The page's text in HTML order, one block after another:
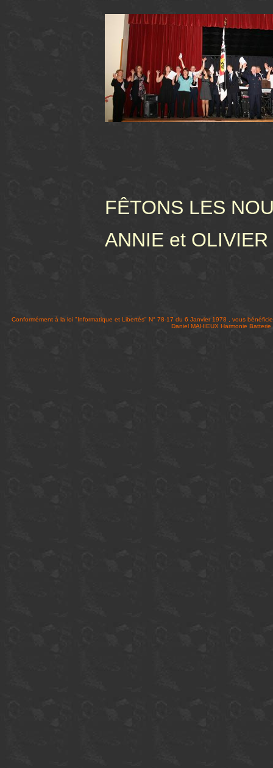
FÊTONS LES
ANNIE et OLIVIER
Conformément à la loi "Informatique et Libertés" N° 78-17 du 6 Janvier 1978 , vous
Daniel MAHIEUX Harmonie